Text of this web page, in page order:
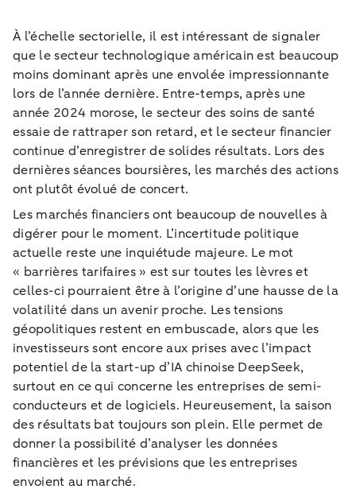
À l’échelle sectorielle, il est intéressant de signaler
que le secteur technologique américain est beaucoup
moins dominant après une envolée impressionnante
lors de l’année dernière. Entre-temps, après une
année 2024 morose, le secteur des soins de santé
essaie de rattraper son retard, et le secteur financier
continue d’enregistrer de solides résultats. Lors des
dernières séances boursières, les marchés des actions
ont plutôt évolué de concert.
Les marchés financiers ont beaucoup de nouvelles à
digérer pour le moment. L’incertitude politique
actuelle reste une inquiétude majeure. Le mot
« barrières tarifaires » est sur toutes les lèvres et
celles-ci pourraient être à l’origine d’une hausse de la
volatilité dans un avenir proche. Les tensions
géopolitiques restent en embuscade, alors que les
investisseurs sont encore aux prises avec l’impact
potentiel de la start-up d’IA chinoise DeepSeek,
surtout en ce qui concerne les entreprises de semi-
conducteurs et de logiciels. Heureusement, la saison
des résultats bat toujours son plein. Elle permet de
donner la possibilité d’analyser les données
financières et les prévisions que les entreprises
envoient au marché.